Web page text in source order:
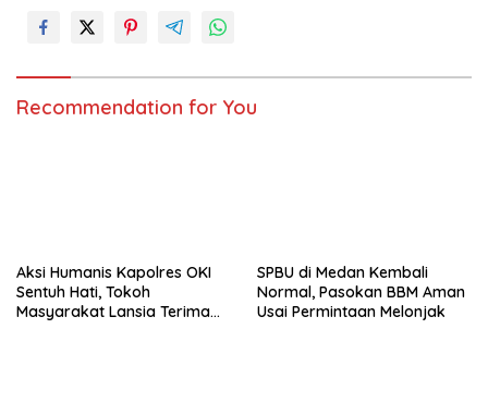
Recommendation for You
Aksi Humanis Kapolres OKI
Sentuh Hati, Tokoh
Masyarakat Lansia Terima
SPBU di Medan Kembali
Normal, Pasokan BBM Aman
Usai Permintaan Melonjak